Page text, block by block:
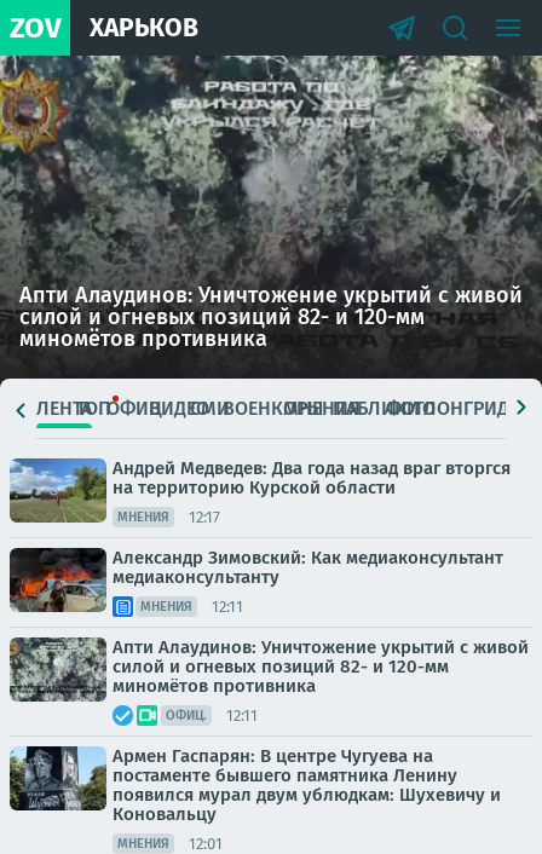
ZOV ХАРЬКОВ
Апти Алаудинов: Уничтожение укрытий с живой
силой и огневых позиций 82- и 120-мм
миномётов противника
ЛЕНТАТОПОФИЦ.ВИДЕОСМИВОЕНКОРЫМНЕНИЯПАБЛИКИ
ФОТОЛОНГРИДЫ
Андрей Медведев: Два года назад враг вторгся
на территорию Курской области
МНЕНИЯ 12:17
Александр Зимовский: Как медиаконсультант
медиаконсультанту
МНЕНИЯ 12:11
Апти Алаудинов: Уничтожение укрытий с живой
силой и огневых позиций 82- и 120-мм
миномётов противника
ОФИЦ. 12:11
Армен Гаспарян: В центре Чугуева на
постаменте бывшего памятника Ленину
появился мурал двум ублюдкам: Шухевичу и
Коновальцу
МНЕНИЯ 12:01